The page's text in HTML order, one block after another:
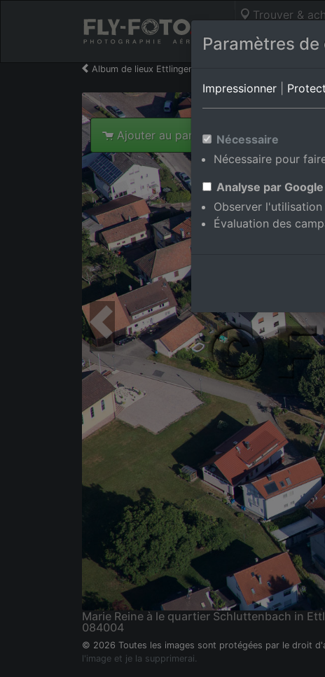
Trouver &
Album de lieux Ettlingen/Schluttenbach
Ajouter au panier int.
Marie Reine à le quartier Schluttenbach in
084004
© 2026 Toutes les images sont protégées par le droit
l'image et je la supprimerai.
Paramètres
Impressionner
Nécessaire
Nécessaire pour
Analyse par
Observer
Évaluation des